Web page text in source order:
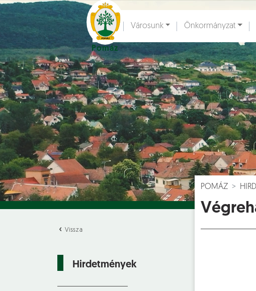
Pomáz
Ugrás a fő tartalomhoz
Városunk Önkormányzat
Vissza
Hirdetmények
POMÁZ
Hírek [] Események [